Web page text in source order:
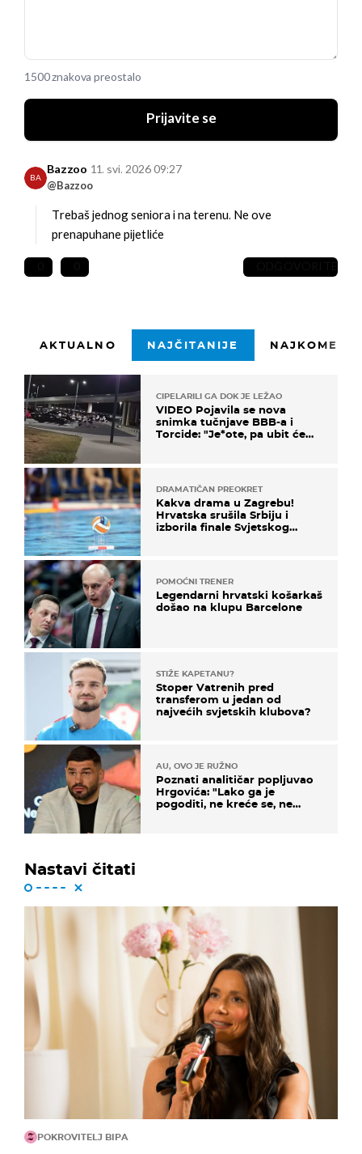
1500 znakova preostalo
Prijavite se
BA
Bazzoo
@Bazzoo
11. svi. 2026 09:27
Trebaš jednog seniora i na terenu. Ne ove
prenapuhane pijetliće
AKTUALNO NAJČITANIJE
CIPELARILI GA DOK JE LEŽAO
VIDEO Pojavila se nova
snimka tučnjave BBB-a i
Torcide: "Je*ote, pa ubit će
DRAMATIČAN PREOKRET
Kakva drama u Zagrebu!
Hrvatska srušila Srbiju i
izborila finale Svjetskog
POMOĆNI TRENER
Legendarni hrvatski košarkaš
došao na klupu Barcelone
STIŽE KAPETANU?
Stoper Vatrenih pred
transferom u jedan od
najvećih svjetskih klubova?
AU, OVO JE RUŽNO
Poznati analitičar popljuvao
Hrgovića: "Lako ga je
pogoditi, ne kreće se, ne
Nastavi čitati
POKROVITELJ BIPA